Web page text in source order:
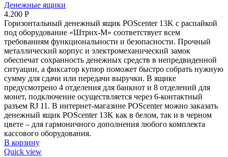
Денежные ящики
4.200 Р
Горизонтальный денежный ящик POScenter 13K с распайкой
под оборудование «Штрих-М» соответствует всем
требованиям функциональности и безопасности. Прочный
металлический корпус и электромеханический замок
обеспечат сохранность денежных средств в непредвиденной
ситуации, а фиксатор купюр поможет быстро собрать нужную
сумму для сдачи или передачи выручки. В ящике
предусмотрено 4 отделения для банкнот и 8 отделений для
монет, подключение осуществляется через 6-контактный
разъем RJ 11. В интернет-магазине POScenter можно заказать
денежный ящик POScenter 13K как в белом, так и в черном
цвете – для гармоничного дополнения любого комплекта
кассового оборудования.
В корзину
Quick view